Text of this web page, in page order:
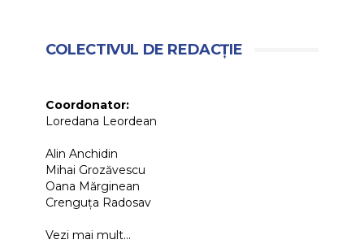
COLECTIVUL DE REDACȚIE
Coordonator:
Loredana Leordean
Alin Anchidin
Mihai Grozăvescu
Oana Mărginean
Crenguța Radosav
Vezi mai mult...